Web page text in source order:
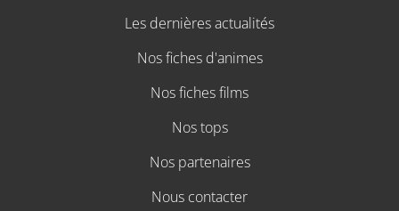
Les dernières actualités
Nos fiches d'animes
Nos fiches films
Nos tops
Nos partenaires
Nous contacter